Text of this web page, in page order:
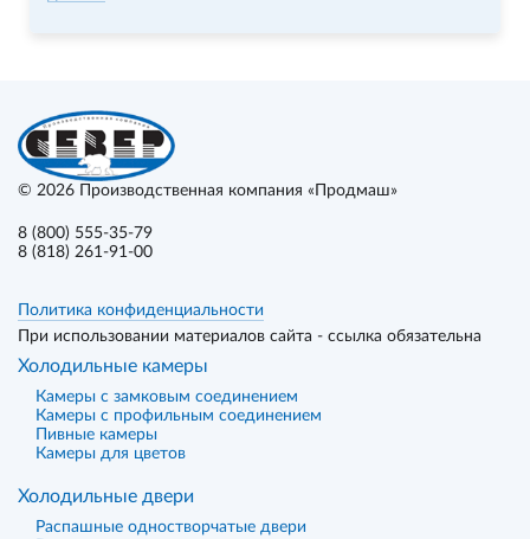
© 2026 Производственная компания «Продмаш»
8 (800) 555-35-79
8 (818) 261-91-00
Политика конфиденциальности
При использовании материалов сайта - ссылка обязательна
Холодильные камеры
Камеры с замковым соединением
Камеры с профильным соединением
Пивные камеры
Камеры для цветов
Холодильные двери
Распашные одностворчатые двери